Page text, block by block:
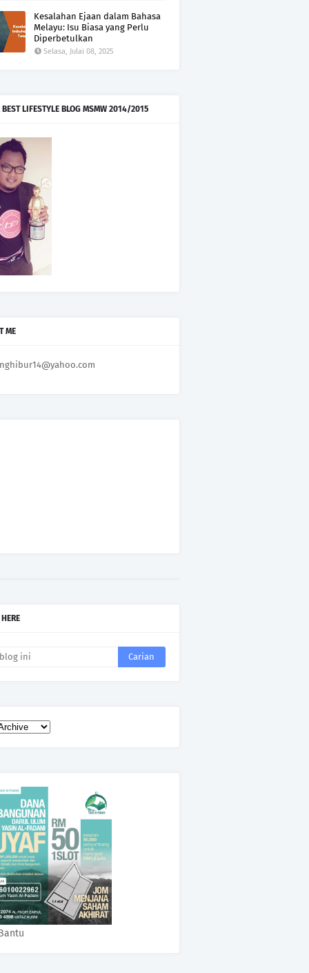
Kesalahan Ejaan dalam Bahasa
Melayu: Isu Biasa yang Perlu
Diperbetulkan
Selasa, Julai 08, 2025
BEST LIFESTYLE BLOG MSMW 2014/2015
ME